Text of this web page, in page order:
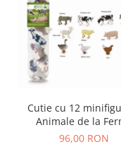
Cadouri copii
Ceasuri copii
Cutii muzicale
Idei cadou fetite
Cadouri ieftine pentru
Cadouri botez
Cutie cu 12
Animale de la
96,00 RON